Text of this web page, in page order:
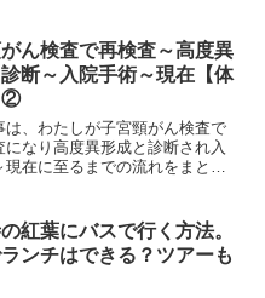
ん検査で再検査～高度異
断～入院手術～現在【体
②
は、わたしが子宮頸がん検査で
になり高度異形成と診断され入
現在に至るまでの流れをまとめ
ています。同じような状況でわ
ログにたどり着い...
紅葉にバスで行く方法。
ンチはできる？ツアーも